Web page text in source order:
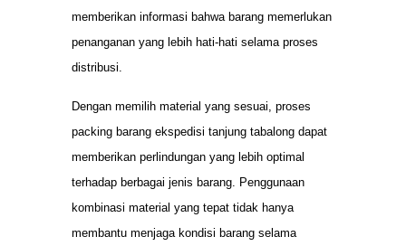
memberikan informasi bahwa barang memerlukan
penanganan yang lebih hati-hati selama proses
distribusi.
Dengan memilih material yang sesuai, proses
packing barang ekspedisi tanjung tabalong dapat
memberikan perlindungan yang lebih optimal
terhadap berbagai jenis barang. Penggunaan
kombinasi material yang tepat tidak hanya
membantu menjaga kondisi barang selama